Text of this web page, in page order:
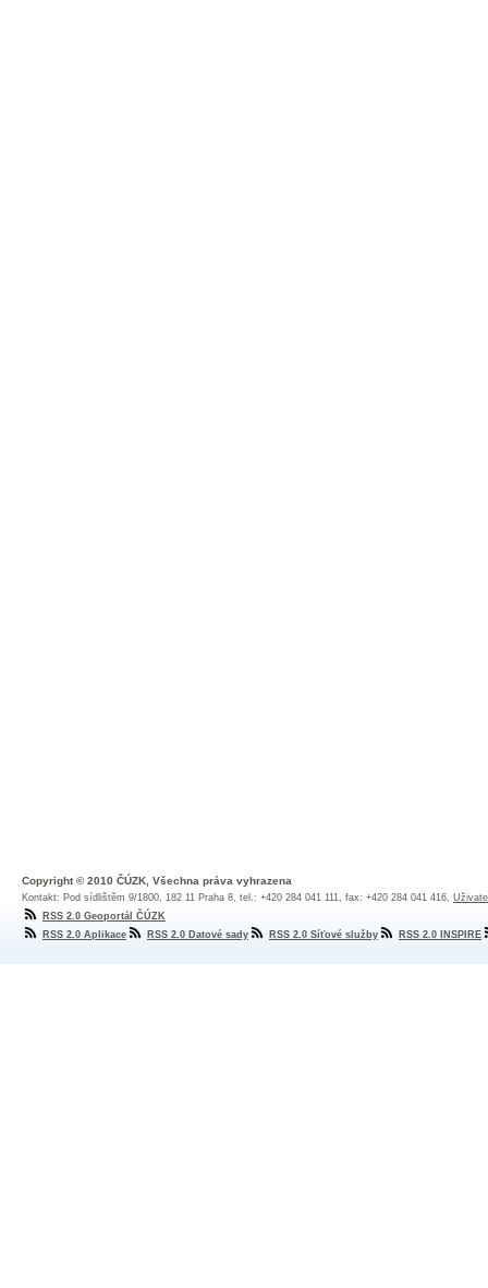
Copyright © 2010 ČÚZK, Všechna práva vyhrazena
Kontakt: Pod sídlištěm 9/1800, 182 11 Praha 8, tel.: +420 284 041 111, fax: +420 284 041 416,
RSS 2.0 Geoportál ČÚZK
RSS 2.0 Aplikace
RSS 2.0 Datové sady RSS 2.0 Síťové služby RSS 2.0 INSPIRE